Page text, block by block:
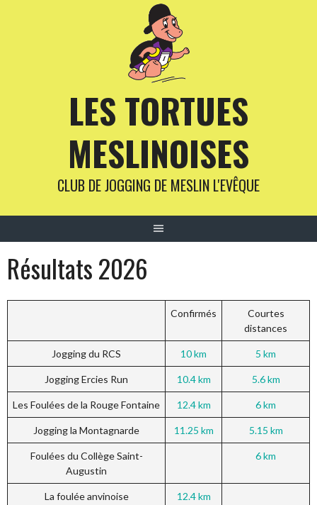
LES TORTUES
MESLINOISES
CLUB DE JOGGING DE MESLIN L'EVÊQUE
Résultats 2026
Confirmés
Courtes
distances
Jogging du RCS 10 km 5 km
Jogging Ercies Run 10.4 km 5.6 km
Les Foulées de la Rouge Fontaine 12.4 km 6 km
Jogging la Montagnarde 11.25 km 5.15 km
Foulées du Collège Saint-
Augustin
6 km
La foulée anvinoise 12.4 km